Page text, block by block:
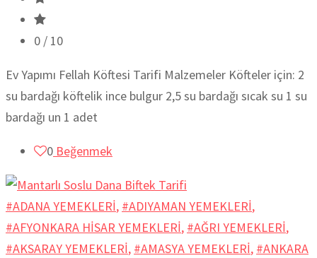
0 / 10
Ev Yapımı Fellah Köftesi Tarifi Malzemeler Köfteler için: 2
su bardağı köftelik ince bulgur 2,5 su bardağı sıcak su 1 su
bardağı un 1 adet
0 Beğenmek
#ADANA YEMEKLERİ, #ADIYAMAN YEMEKLERİ,
#AFYONKARA HİSAR YEMEKLERİ, #AĞRI YEMEKLERİ,
#AKSARAY YEMEKLERİ, #AMASYA YEMEKLERİ, #ANKARA